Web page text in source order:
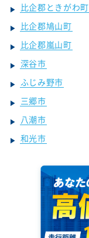
比企郡ときがわ町
比企郡鳩山町
比企郡嵐山町
深谷市
ふじみ野市
三郷市
八潮市
和光市